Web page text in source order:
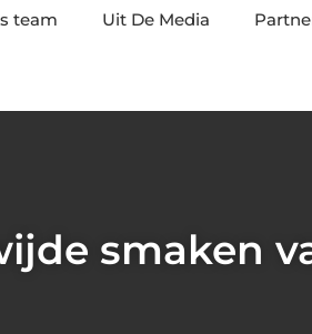
team Uit De Media
smaken